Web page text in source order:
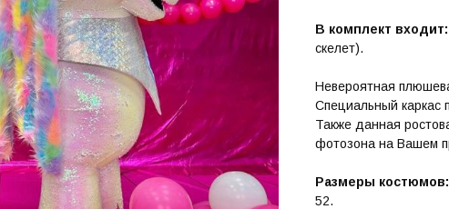
В комплект входит:
скелет).
Невероятная
Специальный каркас
Также данная
фотозона на Вашем
Размеры костюмов:
52.